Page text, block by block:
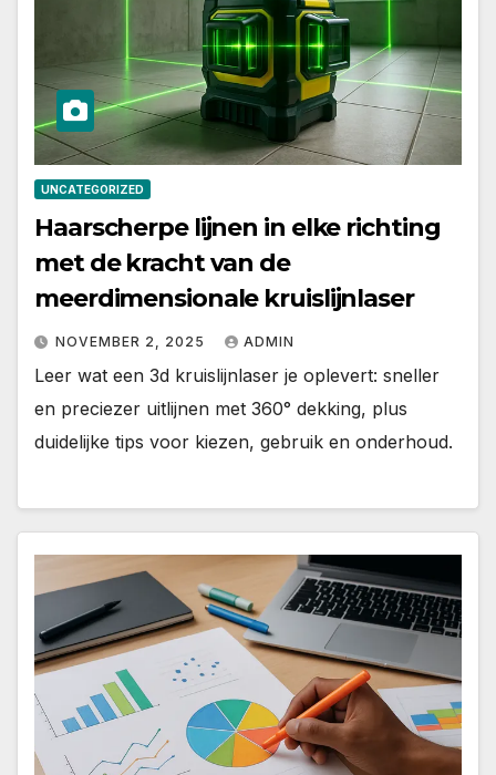
UNCATEGORIZED
Haarscherpe lijnen in elke richting
met de kracht van de
meerdimensionale kruislijnlaser
NOVEMBER 2, 2025 ADMIN
Leer wat een 3d kruislijnlaser je oplevert: sneller
en preciezer uitlijnen met 360° dekking, plus
duidelijke tips voor kiezen, gebruik en onderhoud.